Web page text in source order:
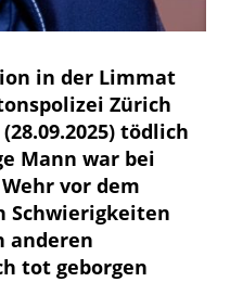
in der Limmat
Zürich
tödlich
Mann war bei
vor dem
Schwierigkeiten
anderen
tot geborgen